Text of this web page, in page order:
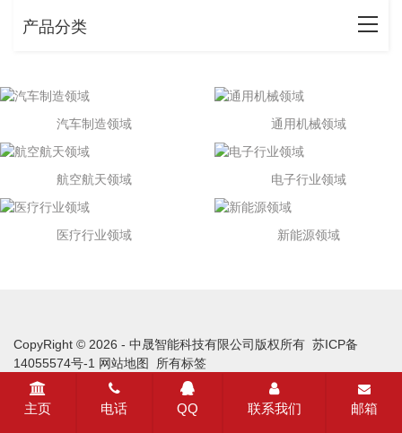
产品分类
汽车制造领域 通用机械领域
航空航天领域 电子行业领域
医疗行业领域 新能源领域
CopyRight © 2026 - 中晟智能科技有限公司版权所有 苏ICP备
14055574号-1 网站地图 所有标签
主页 电话 QQ 联系我们 邮箱